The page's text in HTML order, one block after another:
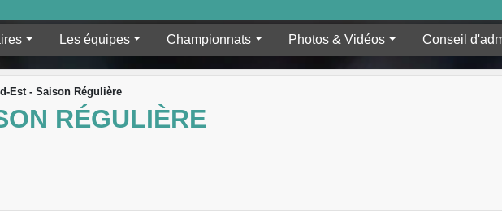
Les équipes Championnats Photos & Vidéos Conseil
Est - Saison Régulière
RÉGULIÈRE